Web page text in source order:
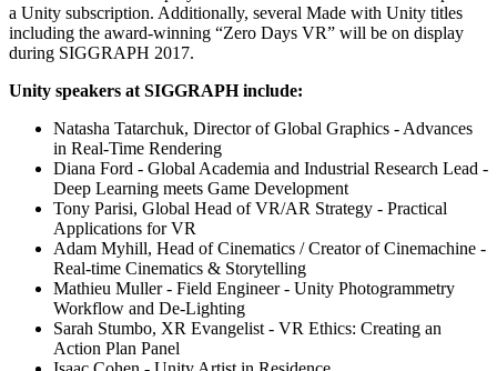
a Unity subscription. Additionally, several Made with Unity titles
including the award-winning “Zero Days VR” will be on display
during SIGGRAPH 2017.
Unity speakers at SIGGRAPH include:
Natasha Tatarchuk, Director of Global Graphics - Advances
in Real-Time Rendering
Diana Ford - Global Academia and Industrial Research Lead -
Deep Learning meets Game Development
Tony Parisi, Global Head of VR/AR Strategy - Practical
Applications for VR
Adam Myhill, Head of Cinematics / Creator of Cinemachine -
Real-time Cinematics & Storytelling
Mathieu Muller - Field Engineer - Unity Photogrammetry
Workflow and De-Lighting
Sarah Stumbo, XR Evangelist - VR Ethics: Creating an
Action Plan Panel